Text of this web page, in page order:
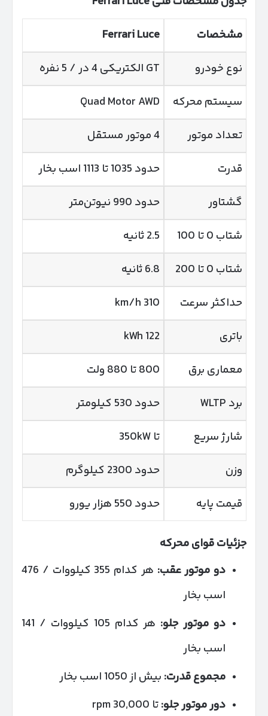
مشخصات
Ferrari Luce
نوع خودرو
GT الکتریکی 4 در / 5 نفره
سیستم محرکه
Quad Motor AWD
تعداد موتور
4 موتور مستقل
قدرت
حدود 1035 تا 1113 اسب بخار
گشتاور
حدود 990 نیوتن‌متر
شتاب 0 تا 100
2.5 ثانیه
شتاب 0 تا 200
6.8 ثانیه
حداکثر سرعت
310 km/h
باتری
122 kWh
معماری برق
800 تا 880 ولت
برد WLTP
حدود 530 کیلومتر
شارژ سریع
تا 350kW
وزن
حدود 2300 کیلوگرم
قیمت پایه
حدود 550 هزار یورو
جزئیات قوای محرکه
دو موتور عقب:
هر کدام 355 کیلووات / 476
اسب بخار
دو موتور جلو:
هر کدام 105 کیلووات / 141
اسب بخار
مجموع قدرت: بیش از 1050 اسب بخار
دور موتور جلو:تا 30,000 rpm